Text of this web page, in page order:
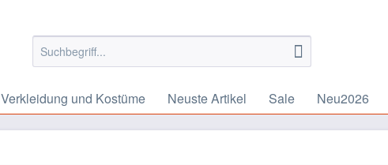
Verkleidung und Kostüme Neuste Artikel Sale Neu2026